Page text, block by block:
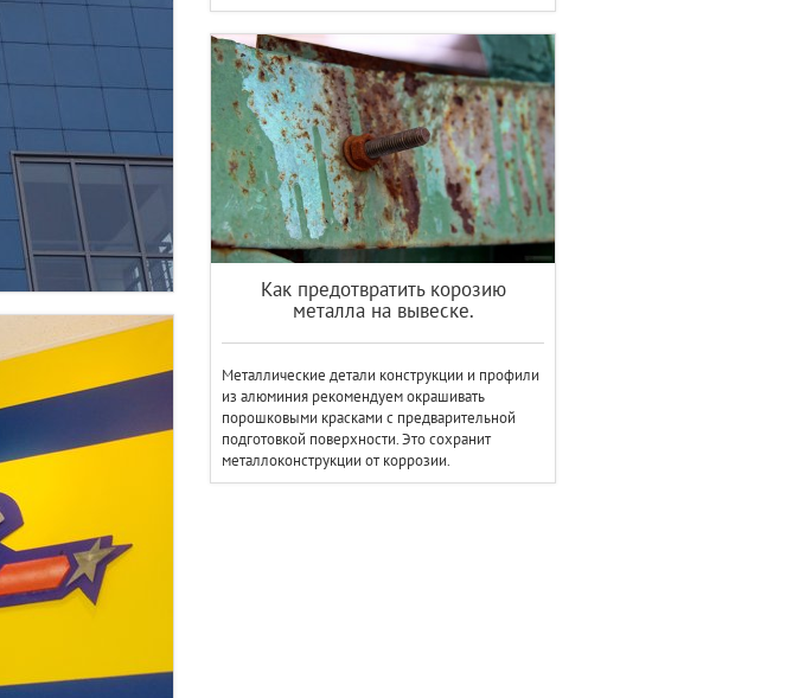
Как предотвратить корозию
металла на вывеске.
Металлические детали конструкции и профили
из алюминия рекомендуем окрашивать
порошковыми красками с предварительной
подготовкой поверхности. Это сохранит
металлоконструкции от коррозии.